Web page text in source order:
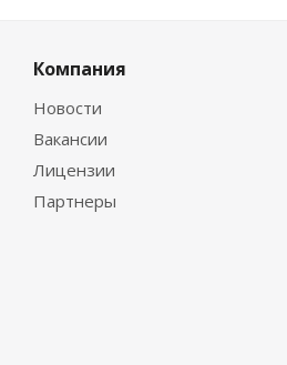
Компания
Новости
Вакансии
Лицензии
Партнеры